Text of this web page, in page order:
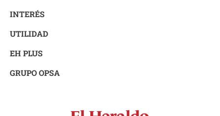
INTERÉS
UTILIDAD
EH PLUS
GRUPO OPSA